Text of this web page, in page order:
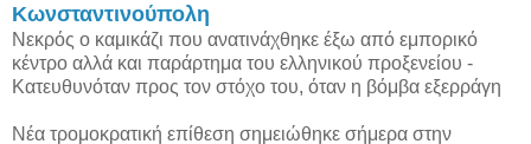
Κωνσταντινούπολη
Νεκρός ο καμικάζι που ανατινάχθηκε έξω από εμπορικό
κέντρο αλλά και παράρτημα του ελληνικού προξενείου -
Κατευθυνόταν προς τον στόχο του, όταν η βόμβα εξερράγη
Νέα τρομοκρατική επίθεση σημειώθηκε σήμερα στην